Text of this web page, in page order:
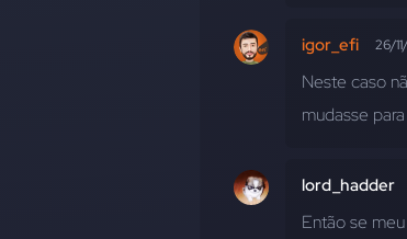
igor_efi 26/
Neste caso
mudasse
lord_hadder
Então se